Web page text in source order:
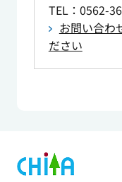
TEL ：0562-
お問い合わ
ださい